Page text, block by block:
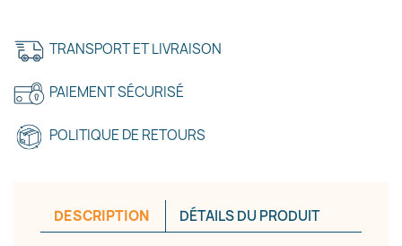
TRANSPORT ET LIVRAISON
PAIEMENT SÉCURISÉ
POLITIQUE DE RETOURS
DESCRIPTION DÉTAILS DU PRODUIT
Créer une liste d'envies